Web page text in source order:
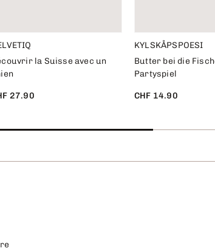
la Suisse avec un
27.90
KYLSKÅPSPOESI
Butter bei die
Partyspiel
CHF 14.90